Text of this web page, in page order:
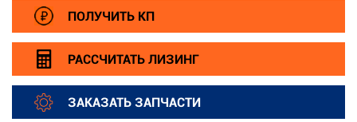
ПОЛУЧИТЬ КП
РАССЧИТАТЬ ЛИЗИНГ
ЗАКАЗАТЬ ЗАПЧАСТИ